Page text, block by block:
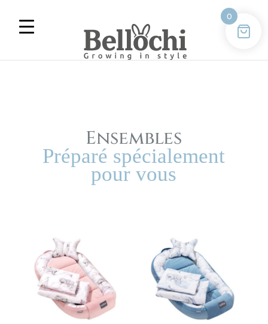
Ensembles
Préparé spécialement
pour vous
0